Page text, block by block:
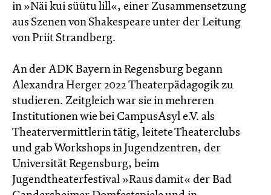
in »Näi kui süütu lill«, einer Zusammensetzung
aus Szenen von Shakespeare unter der Leitung
von Priit Strandberg.
An der ADK Bayern in Regensburg begann
Alexandra Herger 2022 Theaterpädagogik zu
studieren. Zeitgleich war sie in mehreren
Institutionen wie bei CampusAsyl e.V. als
Theatervermittlerin tätig, leitete Theaterclubs
und gab Workshops in Jugendzentren, der
Universität Regensburg, beim
Jugendtheaterfestival »Raus damit« der Bad